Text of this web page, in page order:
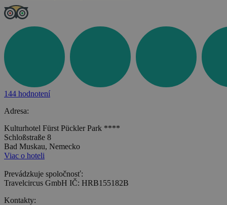
144 hodnotení
Adresa:
Kulturhotel Fürst Pückler Park ****
Schloßstraße 8
Bad Muskau, Nemecko
Viac o hoteli
Prevádzkuje spoločnosť:
Travelcircus GmbH IČ: HRB155182B
Kontakty: